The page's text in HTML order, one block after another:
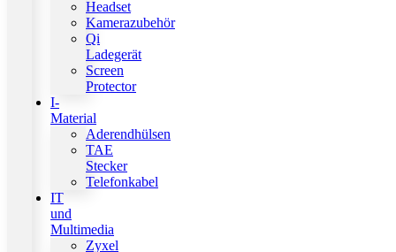
Headset
Kamerazubehör
Qi
Ladegerät
Screen
Protector
I-
Material
Aderendhülsen
TAE
Stecker
Telefonkabel
IT
und
Multimedia
Zyxel